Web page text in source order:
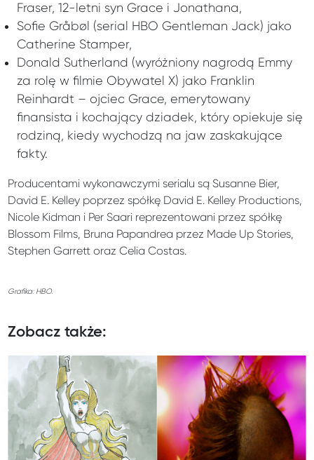
Fraser, 12-letni syn Grace i Jonathana,
Sofie Gråbøl (serial HBO Gentleman Jack) jako
Catherine Stamper,
Donald Sutherland (wyróżniony nagrodą Emmy
za rolę w filmie Obywatel X) jako Franklin
Reinhardt – ojciec Grace, emerytowany
finansista i kochający dziadek, który opiekuje się
rodziną, kiedy wychodzą na jaw zaskakujące
fakty.
Producentami wykonawczymi serialu są Susanne Bier,
David E. Kelley poprzez spółkę David E. Kelley Productions,
Nicole Kidman i Per Saari reprezentowani przez spółkę
Blossom Films, Bruna Papandrea przez Made Up Stories,
Stephen Garrett oraz Celia Costas.
Grafika: HBO.
Zobacz także: